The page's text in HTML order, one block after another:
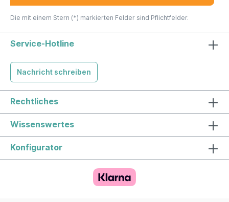
Die mit einem Stern (*) markierten Felder sind Pflichtfelder.
Service-Hotline
Nachricht schreiben
Rechtliches
Wissenswertes
Konfigurator